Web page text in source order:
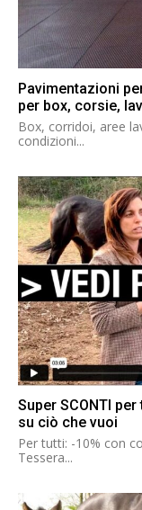
Pavimentazioni
per box, corsie,
Box, corridoi, aree
condizioni...
Super SCONTI
su ciò che vuoi
Per tutti: -10% con
Tessera...